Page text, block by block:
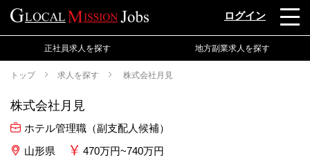
ログイン
正社員求人を探す 地方副業求人を探す
トップ 求人を探す 株式会社月見
株式会社月見
ホテル管理職（副支配人候補）
山形県
470万円~740万円